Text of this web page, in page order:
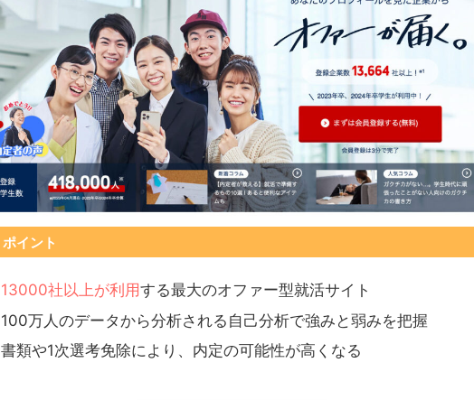
ポイント
13000社以上が利用する最大のオファー型就活サイト
100万人のデータから分析される自己分析で強みと弱みを把握
書類や1次選考免除により、内定の可能性が高くなる